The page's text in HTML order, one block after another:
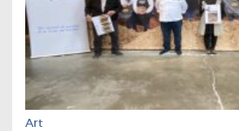
Art